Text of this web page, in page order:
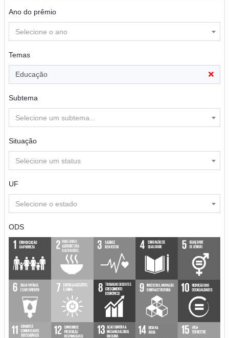
Ano do prêmio
Selecione o ano
Temas
Educação
Subtema
Selecione um subtema...
Situação
Selecione um status
UF
Selecione o estado
ODS